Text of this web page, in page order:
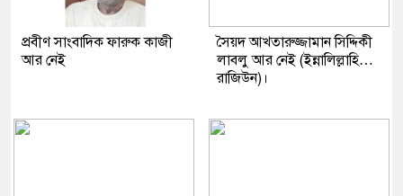
প্রবীণ সাংবাদিক ফারুক কাজী
আর নেই
সৈয়দ আখতারুজ্জামান সিদ্দিকী
লাবলু আর নেই (ইন্নালিল্লাহি…
রাজিউন)।